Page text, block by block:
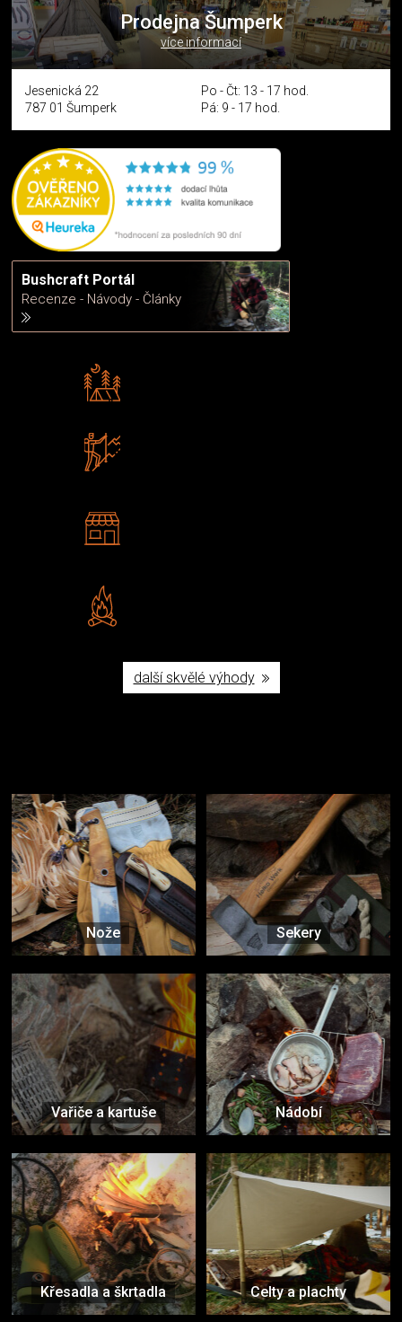
Prodejna Šumperk
více informací
Jesenická 22
787 01 Šumperk
Po - Čt: 13 - 17 hod.
Pá: 9 - 17 hod.
Bushcraft Portál
Recenze - Návody - Články
další skvělé výhody
Nože Sekery
Vařiče a kartuše Nádobí
Křesadla a škrtadla Celty a plachty